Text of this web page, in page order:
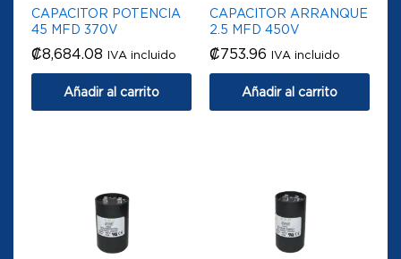
CAPACITOR POTENCIA
45 MFD 370V
₡8,684.08 IVA incluido
Añadir al carrito
CAPACITOR ARRANQUE
2.5 MFD 450V
₡753.96 IVA incluido
Añadir al carrito